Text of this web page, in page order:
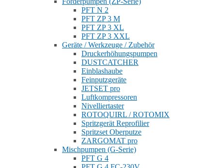
PFT N 2
PFT ZP 3 M
PFT ZP 3 XL
PFT ZP 3 XXL
Geräte / Werkzeuge / Zubehör
Druckerhöhungspumpen
DUSTCATCHER
Einblashaube
Feinputzgeräte
JETSET pro
Luftkompressoren
Nivelliertaster
ROTOQUIRL / ROTOMIX
Spritzgerät Reprofilier
Spritzset Oberputze
ZARGOMAT pro
Mischpumpen (G-Serie)
PFT G 4